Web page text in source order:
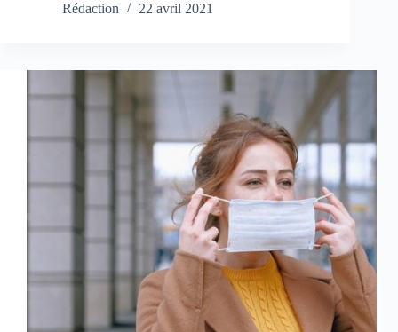
Rédaction
22 avril 2021